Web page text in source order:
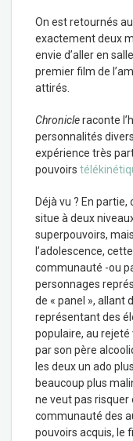
On est retournés
exactement deux
envie d’aller en
premier film de
attirés.
Chronicleraconte
personnalités
expérience très
pouvoirs
Déjà vu ? En partie,
situe à deux
superpouvoirs,
l’adolescence,
communauté -ou
personnages
de « panel », allant
représentant des
populaire, au
par son père
les deux un ado
beaucoup plus
ne veut pas
communauté des
pouvoirs acquis, le